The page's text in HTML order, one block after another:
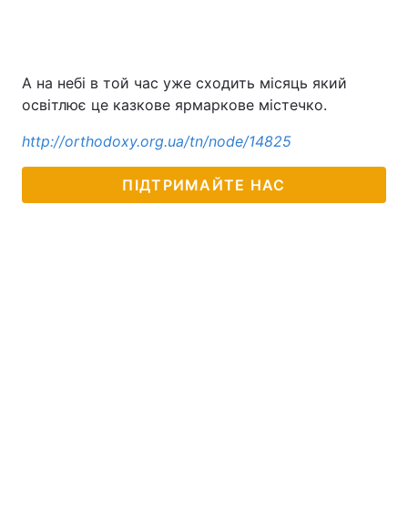
А на небі в той час уже сходить місяць який
освітлює це казкове ярмаркове містечко.
http://orthodoxy.org.ua/tn/node/14825
ПІДТРИМАЙТЕ НАС